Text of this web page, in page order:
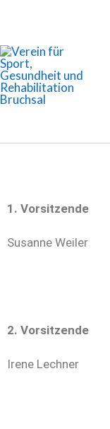
springen
1. Vorsitzende
Susanne Weiler
2. Vorsitzende
Irene Lechner